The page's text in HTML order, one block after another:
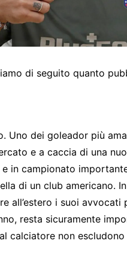
di seguito quanto
Uno dei goleador più
e a caccia di una
e in campionato
di un club americano.
all’estero i suoi avvocati
resta sicuramente
calciatore non escludono